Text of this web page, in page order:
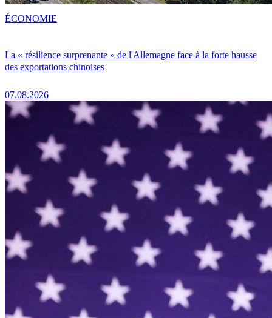
La « résilience surprenante » de l'Allemagne face à la forte hausse
des exportations chinoises
07.08.2026
ÉCONOMIE